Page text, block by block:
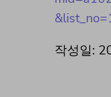
작성일: